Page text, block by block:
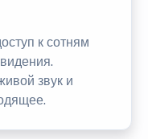
к сотням
звук и